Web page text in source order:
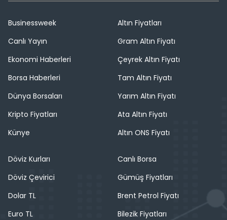
Businessweek
Canlı Yayın
Ekonomi Haberleri
Borsa Haberleri
Dünya Borsaları
Kripto Fiyatları
Künye
Altın Fiyatları
Gram Altın Fiyatı
Çeyrek Altın Fiyatı
Tam Altın Fiyatı
Yarım Altın Fiyatı
Ata Altın Fiyatı
Altın ONS Fiyatı
Döviz Kurları
Döviz Çevirici
Dolar TL
Euro TL
Canlı Borsa
Gümüş Fiyatları
Brent Petrol Fiyatı
Bilezik Fiyatları